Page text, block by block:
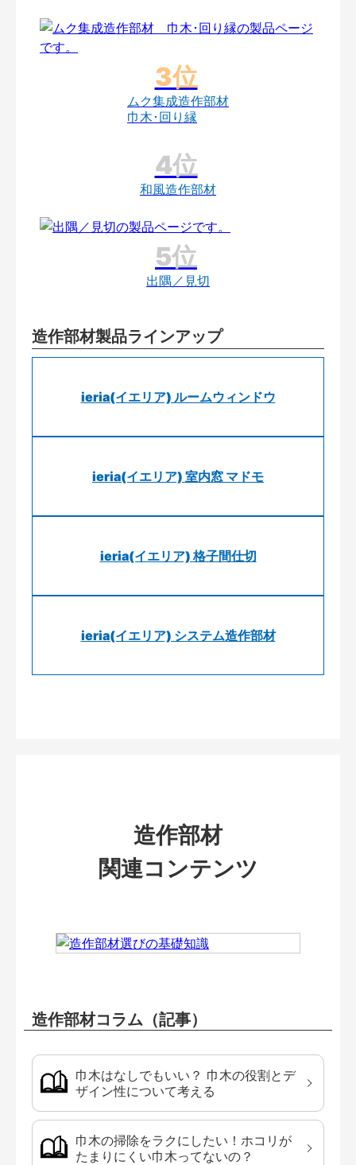
ムク集成造作部材
巾木･回り縁
和風造作部材
出隅／見切
造作部材製品ラインアップ
ieria(イエリア) ルームウィンドウ
ieria(イエリア) 室内窓 マドモ
ieria(イエリア) 格子間仕切
ieria(イエリア) システム造作部材
造作部材
関連コンテンツ
造作部材コラム（記事）
巾木はなしでもいい？ 巾木の役割とデ
ザイン性について考える
巾木の掃除をラクにしたい！ホコリが
たまりにくい巾木ってないの？